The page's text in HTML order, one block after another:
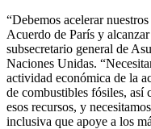
“Debemos acelerar
Acuerdo de París y
subsecretario general de
Naciones Unidas.
actividad económica de la
de combustibles fósiles, así
esos recursos, y
inclusiva que apoye a los